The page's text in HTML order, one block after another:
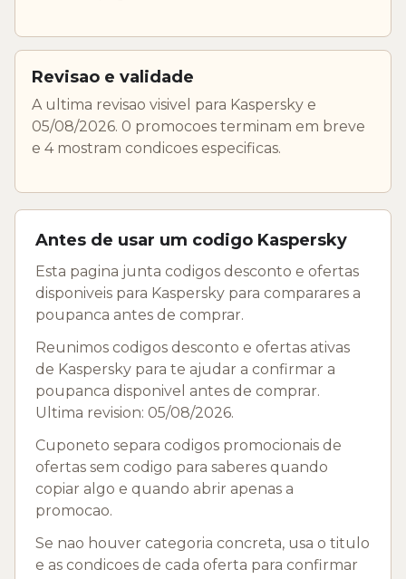
Revisao e validade
A ultima revisao visivel para Kaspersky e
05/08/2026. 0 promocoes terminam em breve
e 4 mostram condicoes especificas.
Antes de usar um codigo Kaspersky
Esta pagina junta codigos desconto e ofertas
disponiveis para Kaspersky para comparares a
poupanca antes de comprar.
Reunimos codigos desconto e ofertas ativas
de Kaspersky para te ajudar a confirmar a
poupanca disponivel antes de comprar.
Ultima revision: 05/08/2026.
Cuponeto separa codigos promocionais de
ofertas sem codigo para saberes quando
copiar algo e quando abrir apenas a
promocao.
Se nao houver categoria concreta, usa o titulo
e as condicoes de cada oferta para confirmar